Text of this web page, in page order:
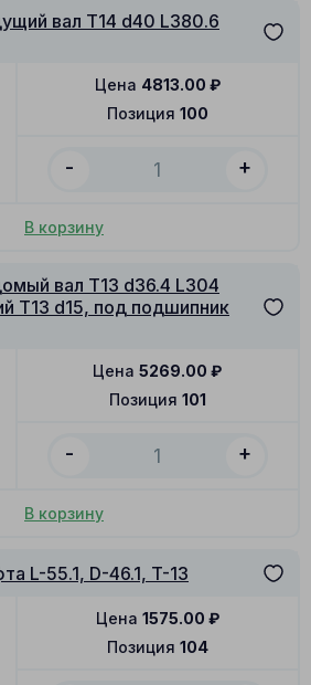
вал T14 d40 L380.6
Позиция 100
Цена 4813.00 ₽
- +
В корзину
вал T13 d36.4 L304
T13 d15, под подшипник
Позиция 101
Цена 5269.00 ₽
- +
В корзину
L-55.1, D-46.1, T-13
Позиция 104
Цена 1575.00 ₽